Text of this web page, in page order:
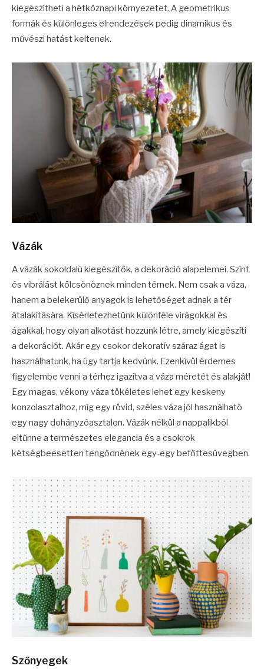
kiegészítheti a hétköznapi környezetet. A geometrikus
formák és különleges elrendezések pedig dinamikus és
művészi hatást keltenek.
Vázák
A vázák sokoldalú kiegészítők, a dekoráció alapelemei. Színt
és vibrálást kölcsönöznek minden térnek. Nem csak a váza,
hanem a belekerülő anyagok is lehetőséget adnak a tér
átalakítására. Kísérletezhetünk különféle virágokkal és
ágakkal, hogy olyan alkotást hozzunk létre, amely kiegészíti
a dekorációt. Akár egy csokor dekoratív száraz ágat is
használhatunk, ha úgy tartja kedvünk. Ezenkívül érdemes
figyelembe venni a térhez igazítva a váza méretét és alakját!
Egy magas, vékony váza tökéletes lehet egy keskeny
konzolasztalhoz, míg egy rövid, széles váza jól használható
egy nagy dohányzóasztalon. Vázák nélkül a nappalikból
eltűnne a természetes elegancia és a csokrok
kétségbeesetten tengődnének egy-egy befőttesüvegben.
Szőnyegek